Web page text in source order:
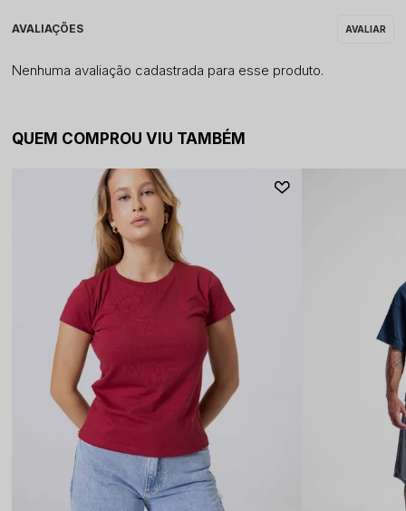
Nenhuma avaliação cadastrada para esse produto.
QUEM COMPROU VIU TAMBÉM